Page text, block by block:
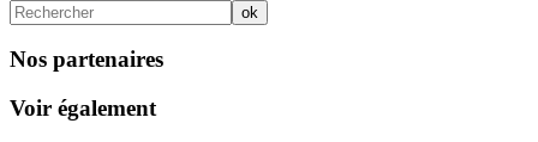
Nos partenaires
Voir également